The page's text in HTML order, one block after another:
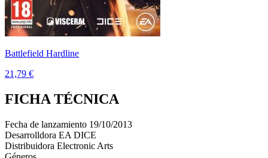
Battlefield Hardline
21,79 €
FICHA TÉCNICA
Fecha de lanzamiento 19/10/2013
Desarrolldora EA DICE
Distribuidora Electronic Arts